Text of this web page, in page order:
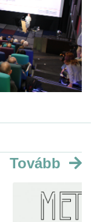
Tovább